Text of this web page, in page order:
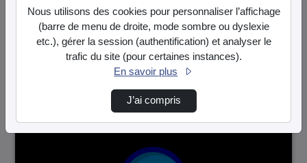
28 vidéos trouvées
Audio Vidéo
Direction de tri
Nous utilisons des cookies pour personnaliser l’affichage
(barre de menu de droite, mode sombre ou dyslexie
etc.), gérer la session (authentification) et analyser le
trafic du site (pour certaines instances).
En savoir plus
J’ai compris